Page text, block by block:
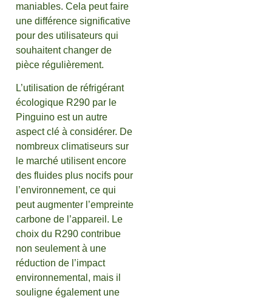
maniables. Cela peut faire
une différence significative
pour des utilisateurs qui
souhaitent changer de
pièce régulièrement.
L’utilisation de réfrigérant
écologique R290 par le
Pinguino est un autre
aspect clé à considérer. De
nombreux climatiseurs sur
le marché utilisent encore
des fluides plus nocifs pour
l’environnement, ce qui
peut augmenter l’empreinte
carbone de l’appareil. Le
choix du R290 contribue
non seulement à une
réduction de l’impact
environnemental, mais il
souligne également une